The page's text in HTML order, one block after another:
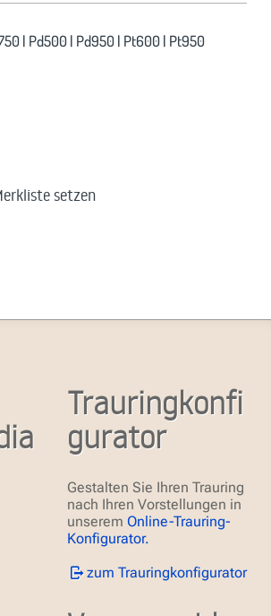
| Pd500 | Pd950 | Pt600 | Pt950
setzen
Trauringkonfi
gurator
Gestalten Sie Ihren Trauring
nach Ihren Vorstellungen in
unserem Online-Trauring-
Konfigurator.
zum Trauringkonfigurator